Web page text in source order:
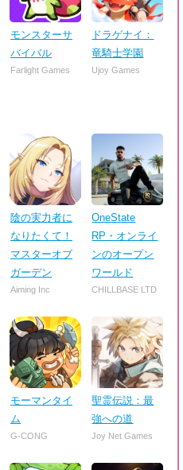
モンスターサ
バイバル
Farlight Games
ドラゲナイ：
竜騎士学園
Ujoy Games
陰の実力者に
なりたくて！
マスターオブ
ガーデン
Aiming Inc
OneState
RP・オンライ
ンのオープン
ワールド
CHILLBASE LTD
モーマンタイ
ム
G-CONG
聖霊伝説：最
強への道
Joy Net Games